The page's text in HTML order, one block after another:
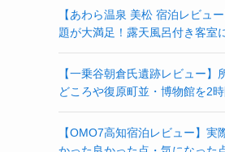
【あわら温泉 美松 宿泊レビュ
題が大満足！露天風呂付き客室
【一乗谷朝倉氏遺跡レビュー】
どころや復原町並・博物館を2
【OMO7高知宿泊レビュー】実